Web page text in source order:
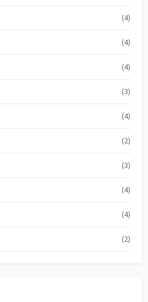
(4)
(4)
(4)
(3)
(4)
(2)
(3)
(4)
(4)
(2)